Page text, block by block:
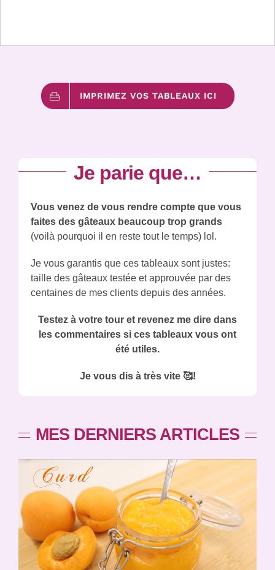
IMPRIMEZ VOS TABLEAUX ICI
Je parie que…
Vous venez de vous rendre compte que vous
faites des gâteaux beaucoup trop grands
(voilà pourquoi il en reste tout le temps) lol.
Je vous garantis que ces tableaux sont justes:
taille des gâteaux testée et approuvée par des
centaines de mes clients depuis des années.
Testez à votre tour et revenez me dire dans
les commentaires si ces tableaux vous ont
été utiles.
Je vous dis à très vite 🥰!
MES DERNIERS ARTICLES